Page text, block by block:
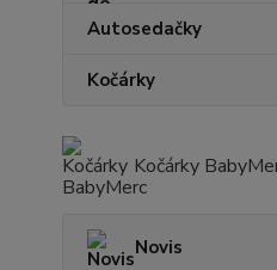
Autosedačky
Kočárky
Kočárky
Novis